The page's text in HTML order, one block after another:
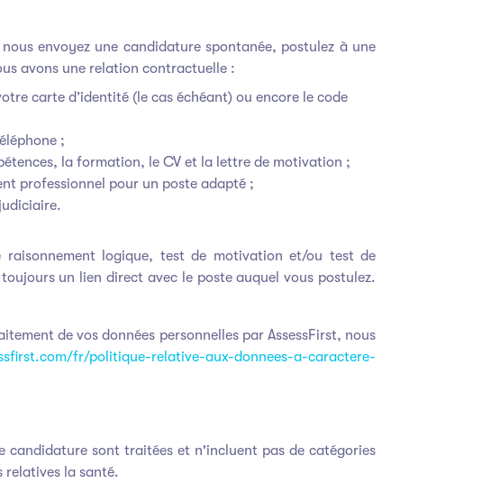
envoyez une candidature spontanée, postulez à une
avons une relation contractuelle :
carte d’identité (le cas échéant) ou encore le code
;
la formation, le CV et la lettre de motivation ;
professionnel pour un poste adapté ;
logique, test de motivation et/ou test de
un lien direct avec le poste auquel vous postulez.
de vos données personnelles par AssessFirst, nous
fr/politique-relative-aux-donnees-a-caractere-
candidature sont traitées et n'incluent pas de catégories
relatives la santé.